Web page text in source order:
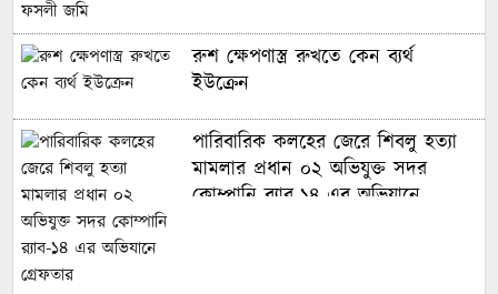
রুশ ক্ষেপণাস্ত্র রুখতে কেন ব্যর্থ
ইউক্রেন
পারিবারিক কলহের জেরে শিবলু হত্যা
মামলার প্রধান ০২ অভিযুক্ত সদর
কোম্পানি র‌্যাব-১৪ এর অভিযানে